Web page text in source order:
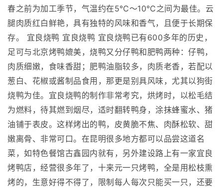
春之前为加工季节，气温约在5℃～10℃之间为最佳。云
腿肉质红白鲜艳，具有独特的风味和香气，且便于长期保
存。 宜良烧鸭 宜良烧鸭 宜良烧鸭已有600多年的历史，
足可与北京烤鸭媲美，烧鸭又分仔鸭和肥鸭两种：仔鸭，
肉质细嫩，食味香甜；肥鸭油脂较多，肉质老香，若配以
葱白、花椒或酱制品食用，那更是别具风味，尤其以狗街
烧鸭为佳。宜良烧鸭的制作非常考究，烘烤时，以松毛结
为燃料，待其燃到烟尽，适时翻转鸭身，涂抹蜂蜜水、猪
油铺于表皮。这样烤出的鸭，皮黄脆不焦、肉酥松软、甜
嫩离骨、非常可口。在昆明很多地方都可以品尝这道名
菜，如特色餐馆古鑫园内就有，另外建设路上有一家宜良
烤鸭店，经营很多年了，十来元一只烤鸭，全是用松枝熏
烤的，生意好得不得了，限制每人每次只能买一只，还要